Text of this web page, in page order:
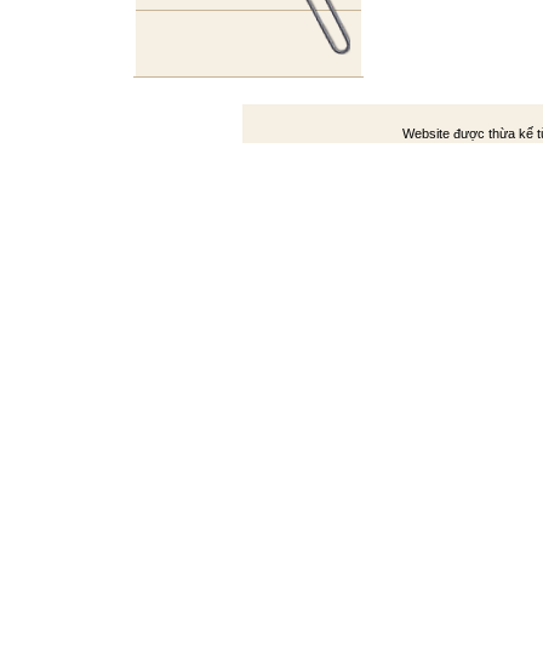
Website được thừa kế